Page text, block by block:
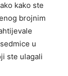
kako ste
brojnim
u
ste ulagali